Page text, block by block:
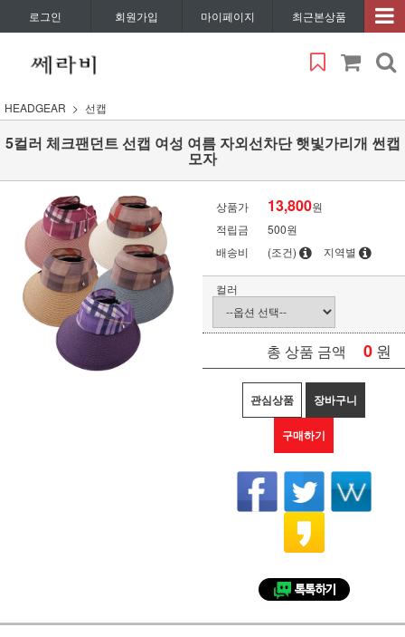
로그인 회원가입 마이페이지 최근본상품
HEADGEAR 선캡
5컬러 체크팬던트 선캡 여성 여름 자외선차단 햇빛가리개 썬캡
모자
상품가 13,800원
적립금
500원
배송비
(조건) 지역별
컬러
총 상품 금액 0 원
관심상품 장바구니
구매하기